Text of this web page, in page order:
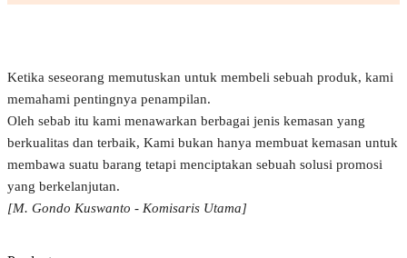
Ketika seseorang memutuskan untuk membeli sebuah produk, kami
memahami pentingnya penampilan.
Oleh sebab itu kami menawarkan berbagai jenis kemasan yang
berkualitas dan terbaik, Kami bukan hanya membuat kemasan untuk
membawa suatu barang tetapi menciptakan sebuah solusi promosi
yang berkelanjutan.
[M. Gondo Kuswanto - Komisaris Utama]